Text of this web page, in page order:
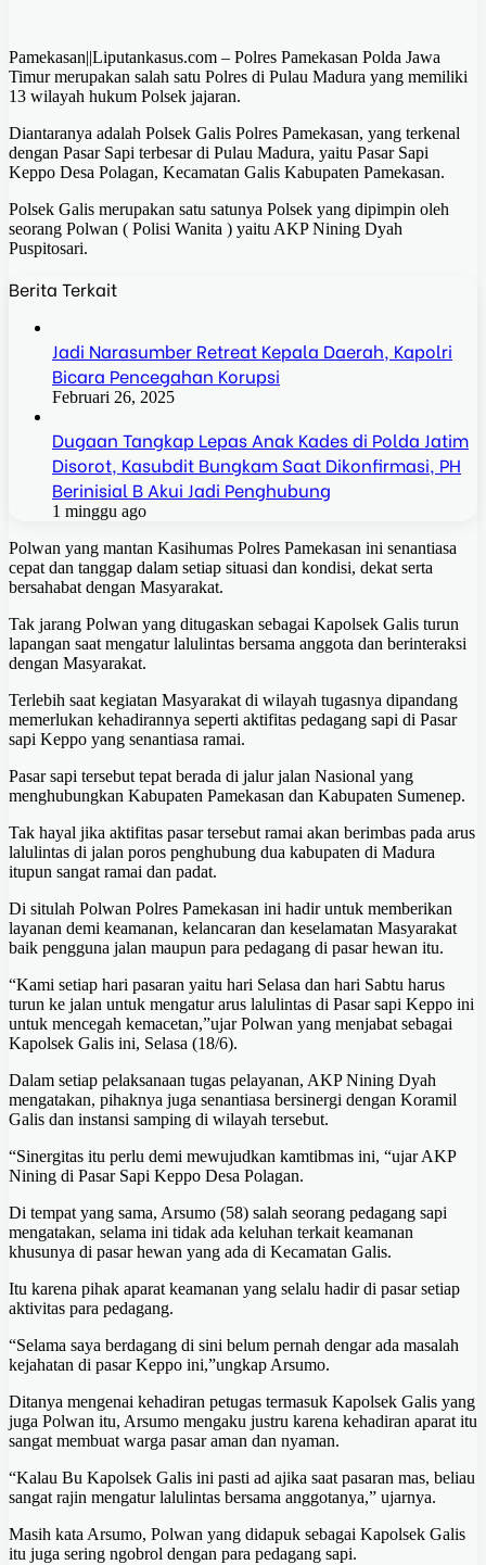
Pamekasan||Liputankasus.com – Polres Pamekasan Polda Jawa
Timur merupakan salah satu Polres di Pulau Madura yang memiliki
13 wilayah hukum Polsek jajaran.
Diantaranya adalah Polsek Galis Polres Pamekasan, yang terkenal
dengan Pasar Sapi terbesar di Pulau Madura, yaitu Pasar Sapi
Keppo Desa Polagan, Kecamatan Galis Kabupaten Pamekasan.
Polsek Galis merupakan satu satunya Polsek yang dipimpin oleh
seorang Polwan ( Polisi Wanita ) yaitu AKP Nining Dyah
Puspitosari.
Berita Terkait
Jadi Narasumber Retreat Kepala Daerah, Kapolri
Bicara Pencegahan Korupsi
Februari 26, 2025
Dugaan Tangkap Lepas Anak Kades di Polda Jatim
Disorot, Kasubdit Bungkam Saat Dikonfirmasi, PH
Berinisial B Akui Jadi Penghubung
1 minggu ago
Polwan yang mantan Kasihumas Polres Pamekasan ini senantiasa
cepat dan tanggap dalam setiap situasi dan kondisi, dekat serta
bersahabat dengan Masyarakat.
Tak jarang Polwan yang ditugaskan sebagai Kapolsek Galis turun
lapangan saat mengatur lalulintas bersama anggota dan berinteraksi
dengan Masyarakat.
Terlebih saat kegiatan Masyarakat di wilayah tugasnya dipandang
memerlukan kehadirannya seperti aktifitas pedagang sapi di Pasar
sapi Keppo yang senantiasa ramai.
Pasar sapi tersebut tepat berada di jalur jalan Nasional yang
menghubungkan Kabupaten Pamekasan dan Kabupaten Sumenep.
Tak hayal jika aktifitas pasar tersebut ramai akan berimbas pada arus
lalulintas di jalan poros penghubung dua kabupaten di Madura
itupun sangat ramai dan padat.
Di situlah Polwan Polres Pamekasan ini hadir untuk memberikan
layanan demi keamanan, kelancaran dan keselamatan Masyarakat
baik pengguna jalan maupun para pedagang di pasar hewan itu.
“Kami setiap hari pasaran yaitu hari Selasa dan hari Sabtu harus
turun ke jalan untuk mengatur arus lalulintas di Pasar sapi Keppo ini
untuk mencegah kemacetan,”ujar Polwan yang menjabat sebagai
Kapolsek Galis ini, Selasa (18/6).
Dalam setiap pelaksanaan tugas pelayanan, AKP Nining Dyah
mengatakan, pihaknya juga senantiasa bersinergi dengan Koramil
Galis dan instansi samping di wilayah tersebut.
“Sinergitas itu perlu demi mewujudkan kamtibmas ini, “ujar AKP
Nining di Pasar Sapi Keppo Desa Polagan.
Di tempat yang sama, Arsumo (58) salah seorang pedagang sapi
mengatakan, selama ini tidak ada keluhan terkait keamanan
khusunya di pasar hewan yang ada di Kecamatan Galis.
Itu karena pihak aparat keamanan yang selalu hadir di pasar setiap
aktivitas para pedagang.
“Selama saya berdagang di sini belum pernah dengar ada masalah
kejahatan di pasar Keppo ini,”ungkap Arsumo.
Ditanya mengenai kehadiran petugas termasuk Kapolsek Galis yang
juga Polwan itu, Arsumo mengaku justru karena kehadiran aparat itu
sangat membuat warga pasar aman dan nyaman.
“Kalau Bu Kapolsek Galis ini pasti ad ajika saat pasaran mas, beliau
sangat rajin mengatur lalulintas bersama anggotanya,” ujarnya.
Masih kata Arsumo, Polwan yang didapuk sebagai Kapolsek Galis
itu juga sering ngobrol dengan para pedagang sapi.